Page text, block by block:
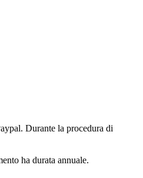
Durante la procedura di
ha durata annuale.